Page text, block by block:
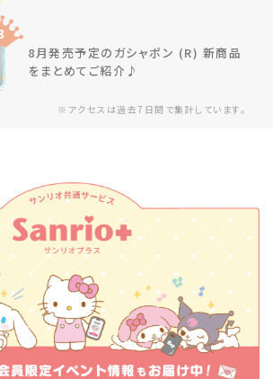
※アクセスは過去7日間で集計しています。
8月発売予定のガシャポン (R) 新商品
をまとめてご紹介♪